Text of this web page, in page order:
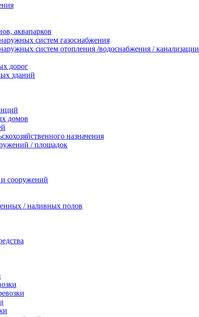
аквапарков
систем газоснабжения
систем отопления /водоснабжения / канализации
дорог
зданий
домов
назначения
/ площадок
и сооружений
/ наливных полов